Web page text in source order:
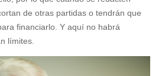
de otras partidas o tendrán que
financiarlo. Y aquí no habrá
límites.